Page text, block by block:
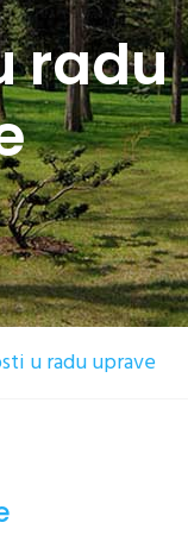
radu
u radu uprave